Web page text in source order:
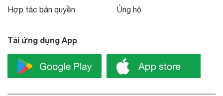
Hợp tác bản quyền Ủng hộ
Tải ứng dụng App